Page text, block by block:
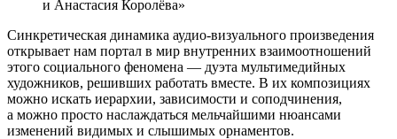
и Анастасия Королёва»
Синкретическая динамика аудио-визуального произведения
открывает нам портал в мир внутренних взаимоотношений
этого социального феномена — дуэта мультимедийных
художников, решивших работать вместе. В их композициях
можно искать иерархии, зависимости и соподчинения,
а можно просто наслаждаться мельчайшими нюансами
изменений видимых и слышимых орнаментов.